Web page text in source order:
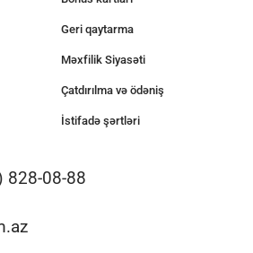
Geri qaytarma
Məxfilik Siyasəti
Çatdırılma və ödəniş
İstifadə şərtləri
828-08-88